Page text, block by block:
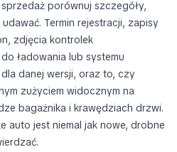
porównuj szczegóły,
Termin rejestracji, zapisy
zdjęcia kontrolek
ładowania lub systemu
danej wersji, oraz to, czy
zużyciem widocznym na
bagażnika i krawędziach drzwi.
auto jest niemal jak nowe, drobne